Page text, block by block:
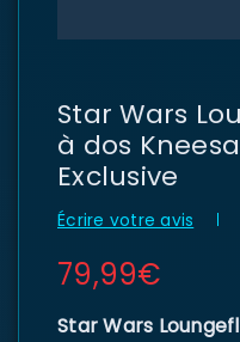
Star Wars
à dos
Exclusive
Écrire votre avis
79,99€
Star Wars